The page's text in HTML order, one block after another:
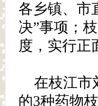
各乡镇、市
决”事项；
度，实行正
在枝江市
的3种药物